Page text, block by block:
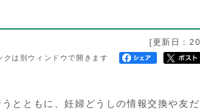
[更新日：
クは別ウィンドウで開きます
とともに、妊婦どうしの情報交換や友